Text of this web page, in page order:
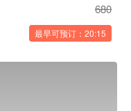
680
最早可预订：20:15